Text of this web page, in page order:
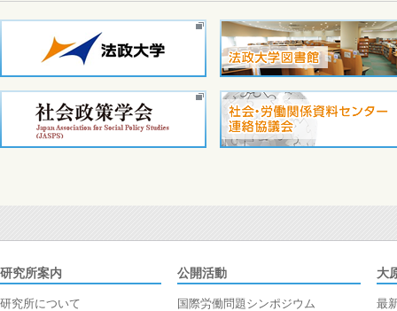
研究所案内
研究所について
公開活動
国際労働問題シンポジウム
大
最